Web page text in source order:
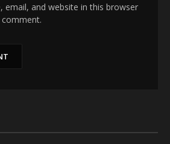
email, and website in this browser